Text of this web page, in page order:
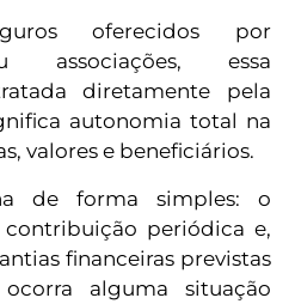
oferecidos por
associações, essa
diretamente pela
autonomia total na
valores e beneficiários.
de forma simples: o
periódica e,
financeiras previstas
alguma situação